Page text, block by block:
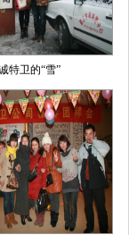
特卫的“雪”